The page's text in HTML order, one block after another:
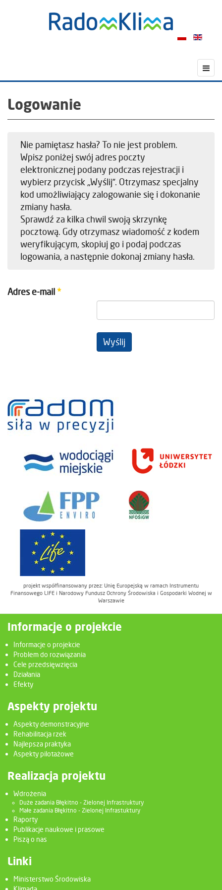
Logowanie
Nie pamiętasz hasła? To nie jest problem.
Wpisz poniżej swój adres poczty
elektronicznej podany podczas rejestracji i
wybierz przycisk „Wyślij”. Otrzymasz specjalny
kod umożliwiający zalogowanie się i dokonanie
zmiany hasła.
Sprawdź za kilka chwil swoją skrzynkę
pocztową. Gdy otrzymasz wiadomość z kodem
weryfikującym, skopiuj go i podaj podczas
logowania, a następnie dokonaj zmiany hasła.
Adres e-mail *
Wyślij
projekt współfinansowany przez: Unię Europejską w ramach Instrumentu
Finansowego LIFE i Narodowy Fundusz Ochrony Środowiska i Gospodarki Wodnej w
Warszawie
Informacje o projekcie
Informacje o projekcie
Problem do rozwiązania
Cele przedsięwzięcia
Działania
Efekty
Aspekty projektu
Aspekty demonstracyjne
Rehabilitacja rzek
Najlepsza praktyka
Aspekty pilotażowe
Realizacja projektu
Wdrożenia
Duże zadania Błękitno - Zielonej Infrastruktury
Małe zadania Błękitno - Zielonej Infrastuktury
Raporty
Publikacje naukowe i prasowe
Piszą o nas
Linki
Ministerstwo Środowiska